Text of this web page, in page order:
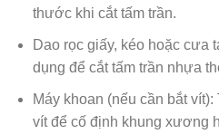
thước khi cắt tấm trần.
Dao rọc giấy, kéo hoặc cưa
dụng để cắt tấm trần nhựa
Máy khoan (nếu cần bắt
vít để cố định khung xương